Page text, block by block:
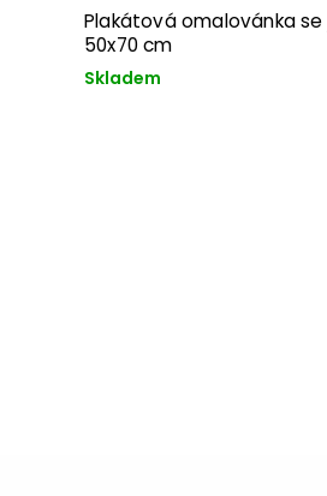
Plakátová omalovánka
50x70 cm
Skladem